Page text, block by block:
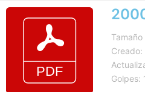
Golpes: